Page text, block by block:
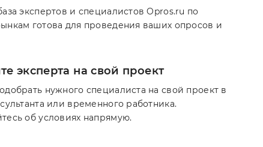
экспертов и специалистов Opros.ru по
готова для проведения ваших опросов и
эксперта на свой проект
нужного специалиста на свой проект в
или временного работника.
об условиях напрямую.